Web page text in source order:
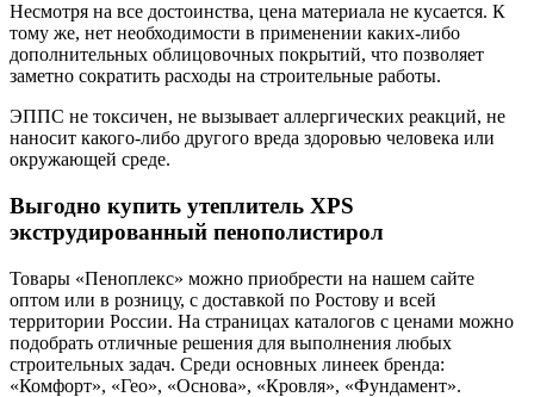
Несмотря на все достоинства, цена материала не кусается. К
тому же, нет необходимости в применении каких-либо
дополнительных облицовочных покрытий, что позволяет
заметно сократить расходы на строительные работы.
ЭППС не токсичен, не вызывает аллергических реакций, не
наносит какого-либо другого вреда здоровью человека или
окружающей среде.
Выгодно купить утеплитель XPS
экструдированный пенополистирол
Товары «Пеноплекс» можно приобрести на нашем сайте
оптом или в розницу, с доставкой по Ростову и всей
территории России. На страницах каталогов с ценами можно
подобрать отличные решения для выполнения любых
строительных задач. Среди основных линеек бренда:
«Комфорт», «Гео», «Основа», «Кровля», «Фундамент».